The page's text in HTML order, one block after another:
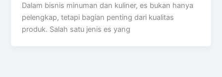
Dalam bisnis minuman dan kuliner, es bukan hanya
pelengkap, tetapi bagian penting dari kualitas
produk. Salah satu jenis es yang